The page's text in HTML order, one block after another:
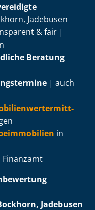
Jadebusen
& fair |
Beratung
| auch
in
Jadebusen